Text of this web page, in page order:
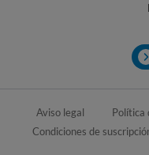
Aviso legal Política
Condiciones de